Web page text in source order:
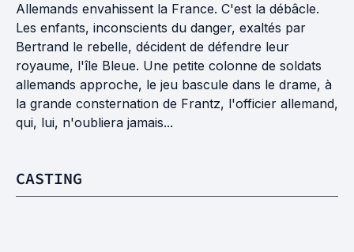
Allemands envahissent la France. C'est la débâcle.
Les enfants, inconscients du danger, exaltés par
Bertrand le rebelle, décident de défendre leur
royaume, l'île Bleue. Une petite colonne de soldats
allemands approche, le jeu bascule dans le drame, à
la grande consternation de Frantz, l'officier allemand,
qui, lui, n'oubliera jamais...
CASTING